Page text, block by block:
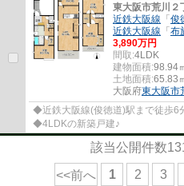
東大阪市荒川２
近鉄大阪線 「俊
近鉄大阪線 「布
3,890万円
間取:4LDK
建物面積:98.94
土地面積:65.83
大阪府東大阪市
◆近鉄大阪線(俊徳道)駅まで徒歩6
◆4LDKの新築戸建♪
該当公開件数
<<前へ 1 2 3